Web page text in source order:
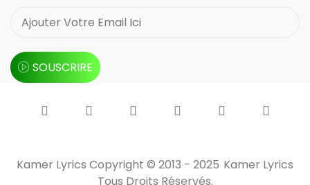
SOUSCRIRE
Kamer Lyrics Copyright © 2013 - 2025 Kamer Lyrics
Tous Droits Réservés.